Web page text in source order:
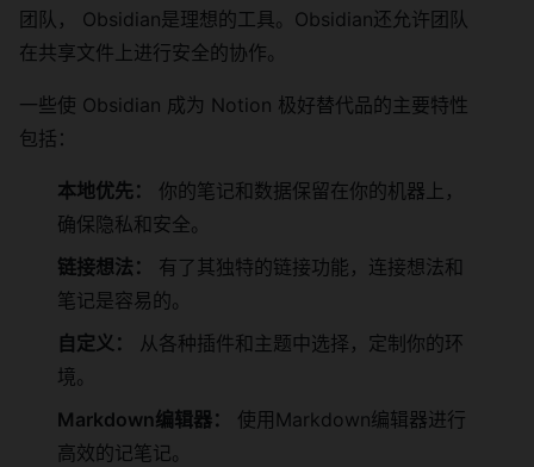
团队， Obsidian是理想的工具。Obsidian还允许团队
在共享文件上进行安全的协作。
一些使 Obsidian 成为 Notion 极好替代品的主要特性
包括：
本地优先：
你的笔记和数据保留在你的机器上，
确保隐私和安全。
链接想法：
有了其独特的链接功能，连接想法和
笔记是容易的。
自定义：
从各种插件和主题中选择，定制你的环
境。
Markdown编辑器：
使用Markdown编辑器进行
高效的记笔记。